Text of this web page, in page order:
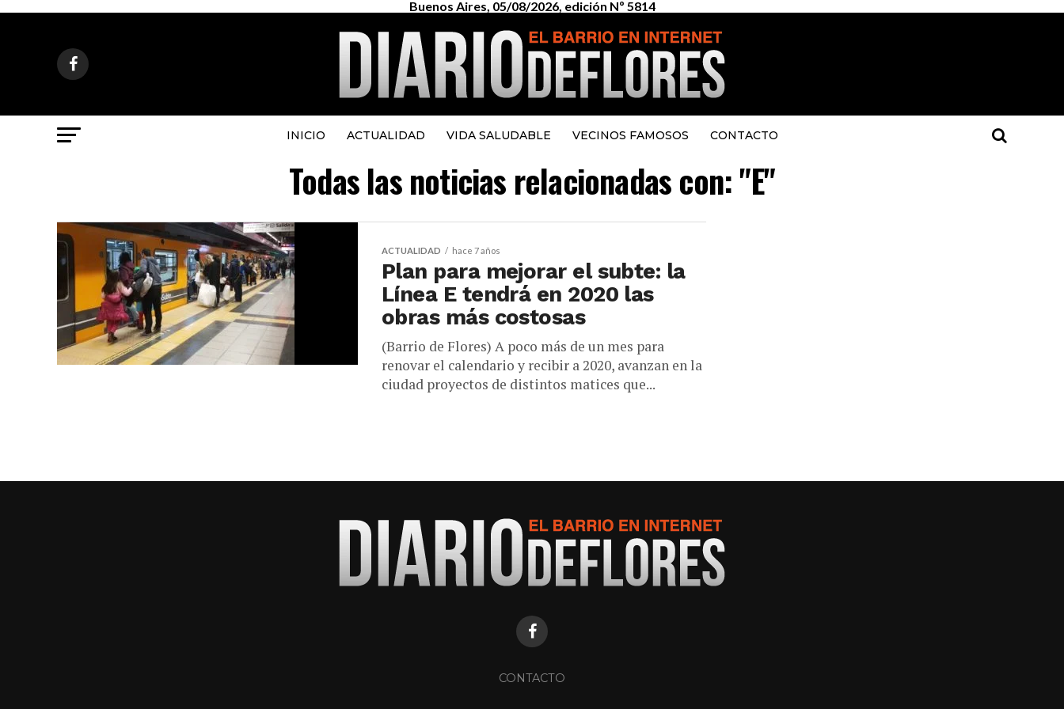
Buenos Aires, 05/08/2026, edición Nº 5814
INICIO ACTUALIDAD VIDA SALUDABLE VECINOS FAMOSOS CONTACTO
Todas las noticias relacionadas con: "E"
ACTUALIDAD hace 7 años
Plan para mejorar el subte: la
Línea E tendrá en 2020 las
obras más costosas
(Barrio de Flores) A poco más de un mes para
renovar el calendario y recibir a 2020, avanzan en la
ciudad proyectos de distintos matices que...
CONTACTO